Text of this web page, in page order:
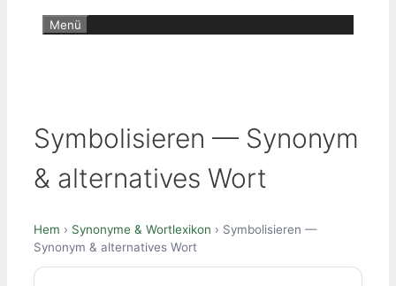
Menü
Symbolisieren — Synonym
& alternatives Wort
Hem › Synonyme & Wortlexikon › Symbolisieren —
Synonym & alternatives Wort